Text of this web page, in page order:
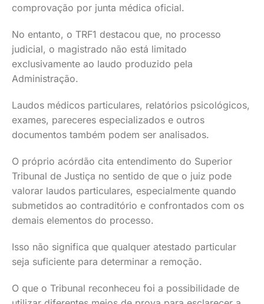
comprovação por junta médica oficial.
No entanto, o TRF1 destacou que, no processo
judicial, o magistrado não está limitado
exclusivamente ao laudo produzido pela
Administração.
Laudos médicos particulares, relatórios psicológicos,
exames, pareceres especializados e outros
documentos também podem ser analisados.
O próprio acórdão cita entendimento do Superior
Tribunal de Justiça no sentido de que o juiz pode
valorar laudos particulares, especialmente quando
submetidos ao contraditório e confrontados com os
demais elementos do processo.
Isso não significa que qualquer atestado particular
seja suficiente para determinar a remoção.
O que o Tribunal reconheceu foi a possibilidade de